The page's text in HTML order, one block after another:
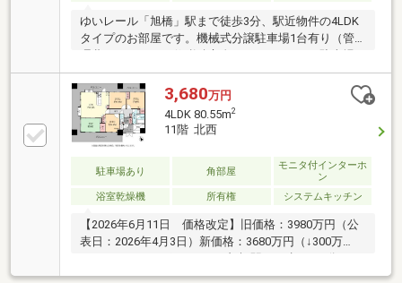
ゆいレール「旭橋」駅まで徒歩3分、駅近物件の4LDK
タイプのお部屋です。機械式分譲駐車場1台有り（管
理費：650円/月、修繕積立金：1480円/月）。駐車場
区画には車のサイズに制限がございます。詳細は担当
者にご確認ください。
3,680万円
4LDK 80.55m2
11階 北西
駐車場あり 角部屋
モニタ付インターホ
ン
浴室乾燥機
所有権 システムキッチン
【2026年6月11日 価格改定】旧価格：3980万円（公
表日：2026年4月3日）新価格：3680万円（↓300万
（290m）の好立地！●生活音や騒音を感じにくい、左